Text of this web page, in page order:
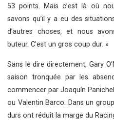
53 points. Mais c’est là où
savons qu’il y a eu des
d’autres choses, et nous
buteur. C’est un gros coup dur. »
Sans le dire directement, Gary
saison tronquée par les
commencer par Joaquín
ou Valentin Barco. Dans un
durs ont réduit la marge du